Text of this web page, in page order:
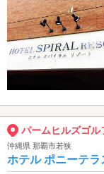
パームヒルズゴ
沖縄県 那覇市若狭
ホテル ポニーテラ